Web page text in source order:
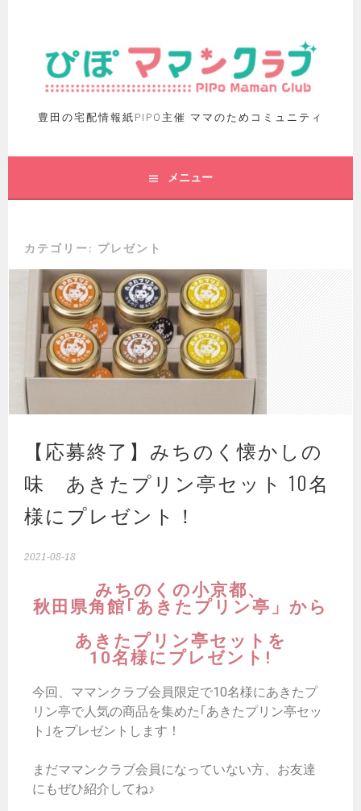
豊田の宅配情報紙PIPO主催 ママのためコミュニティ
メニュー
カテゴリー: プレゼント
【応募終了】みちのく懐かしの
味 あきたプリン亭セット 10名
様にプレゼント！
2021-08-18
みちのくの小京都、
秋田県角館｢あきたプリン亭」から
あきたプリン亭セットを
10名様にプレゼント!
今回、ママンクラブ会員限定で10名様にあきたプ
リン亭で人気の商品を集めた｢あきたプリン亭セッ
ト｣をプレゼントします！
まだママンクラブ会員になっていない方、お友達
にもぜひ紹介してね♪